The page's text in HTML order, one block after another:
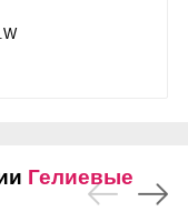
Гелиевые